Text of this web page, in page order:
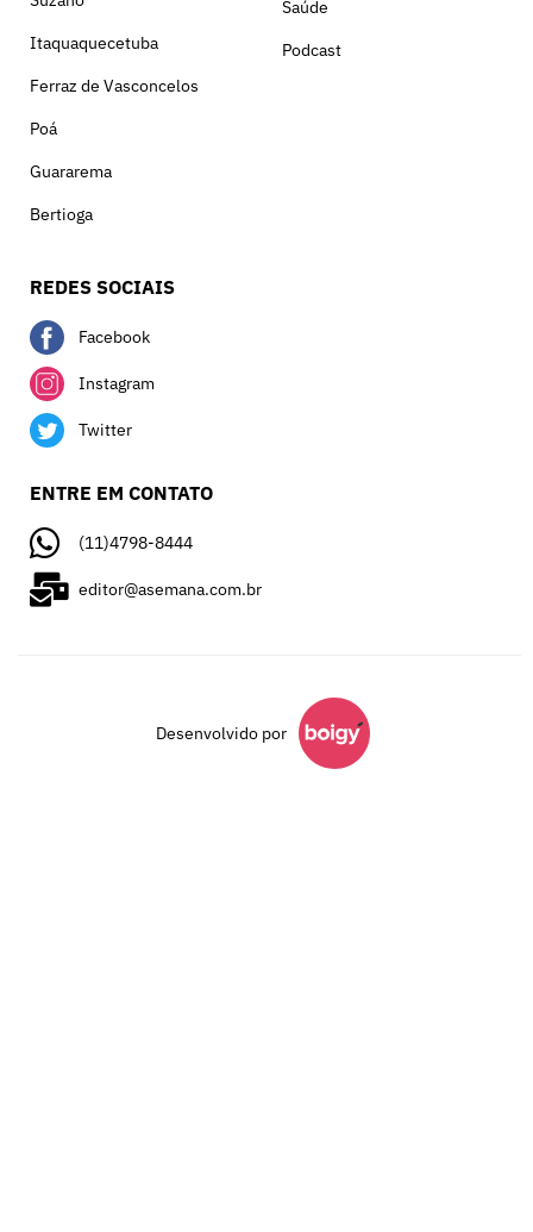
Itaquaquecetuba
Ferraz de Vasconcelos
Poá
Guararema
Bertioga
Saúde
Podcast
REDES SOCIAIS
Facebook
Instagram
Twitter
ENTRE EM CONTATO
(11)4798-8444
editor@asemana.com.br
Desenvolvido por